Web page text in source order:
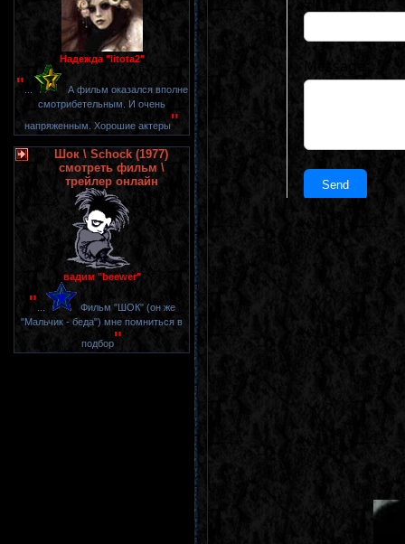
Надежда "litota2"
"
А фильм оказался вполне
смотрибетельным. И очень
напряженным. Хорошие актеры"
Шок \ Schock (1977)
смотреть фильм \
трейлер онлайн
вадим "beewer"
"
Фильм "ШОК" (он же
"Мальчик - беда") мне помниться в
подбор"